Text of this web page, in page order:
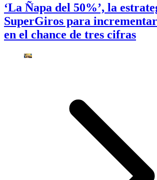
‘La Ñapa del 50%’, la
SuperGiros para
en el chance de tres cifras